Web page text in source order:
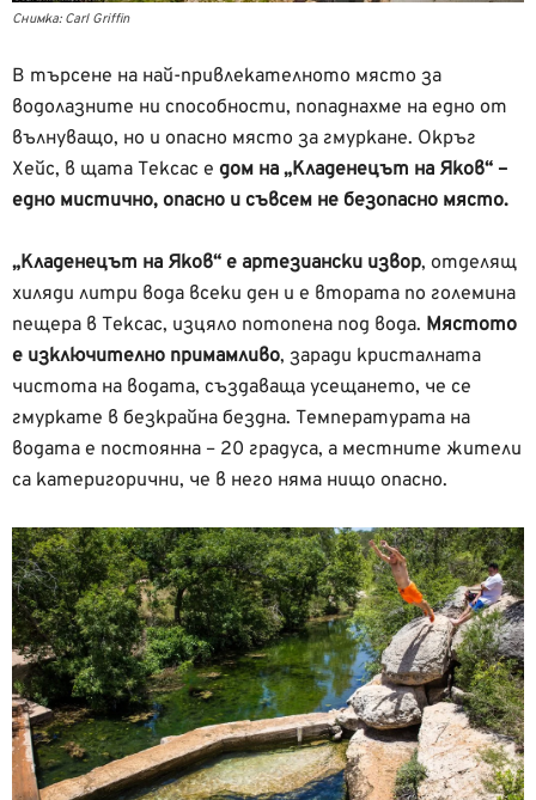
Снимка: Carl Griffin
В търсене на най-привлекателното място за
водолазните ни способности, попаднахме на едно от
вълнуващо, но и опасно място за гмуркане. Окръг
Хейс, в щата Тексас е дом на „Кладенецът на Яков“ –
едно мистично, опасно и съвсем не безопасно място.
„Кладенецът на Яков“ е артезиански извор, отделящ
хиляди литри вода всеки ден и е втората по големина
пещера в Тексас, изцяло потопена под вода. Мястото
е изключително примамливо, заради кристалната
чистота на водата, създаваща усещането, че се
гмуркате в безкрайна бездна. Температурата на
водата е постоянна – 20 градуса, а местните жители
са катеригорични, че в него няма нищо опасно.